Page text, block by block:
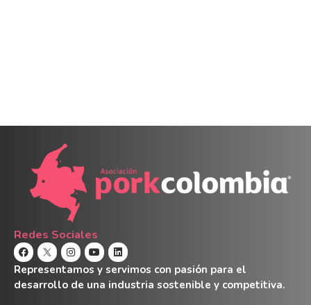
Redes Sociales
Representamos y servimos con pasión para el
desarrollo de una industria sostenible y competitiva.